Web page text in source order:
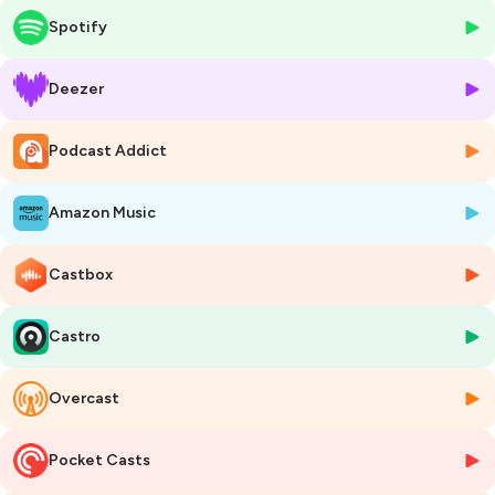
découvrir.
créations de Sophie m'ont donné envie de la rencontrer et de partir
avec elle à la découverte de son parcours et de son métier, celui de
designer culinaire et du studio créatif gastronomique qu'elle a créé
avec Coquillette. Outre la vision de Sophie qui a eu beaucoup d'écho
l'expérience client. Qu'est-ce qui nous fait revenir dans un restaurant,
un bar ou encore un hôtel : c'est, sans aucun doute, ce que nous y
avons ressenties, ce soin apporté à l'accueil, au service, à la vaisselle, la
façon dont parfois on peut être pris à contrepied et vivre totalement
autre chose que ce à quoi nous nous attendions, c'est ce qui nous
donne envie de pousser à nouveau la porte de ces lieux.
C'est entre autre de ces sujets dont nous avons parlé, sans laisser de
côté, l'intensité du métier d'entrepreneur, le temps parfois long et
parfois qui semble manquer, les projets qui arrivent comme des
tornades et bouleversent tout. Tel le merveilleux Carnet d'Inspirations
Culinaire créé par Sophie pour la région Hauts de France, La Chambre
Spotify
Deezer
Podcast Addict
Amazon Music
Castbox
Castro
Overcast
Pocket Casts